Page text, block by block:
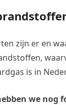
zijn er en
is in
we nog